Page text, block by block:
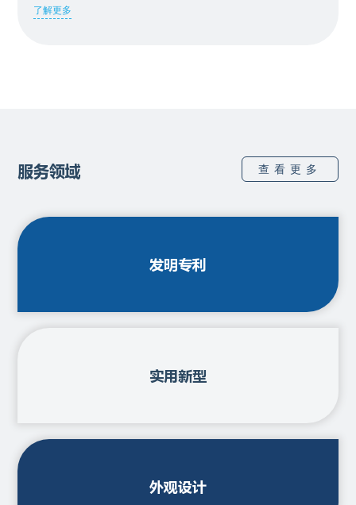
本）和 9 件年度提名案例。 案例从北京知识产权法院
了解更多
服务领域 查看更多
发明专利
实用新型
外观设计